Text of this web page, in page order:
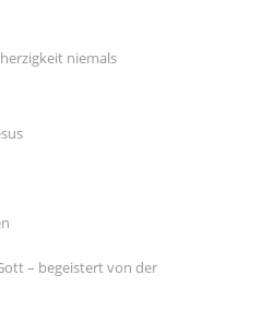
niemals
– begeistert von der